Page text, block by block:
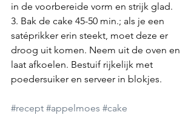
in de voorbereide vorm en strijk glad.
3. Bak de cake 45-50 min.; als je een
satéprikker erin steekt, moet deze er
droog uit komen. Neem uit de oven en
laat afkoelen. Bestuif rijkelijk met
poedersuiker en serveer in blokjes.
#recept #appelmoes #cake